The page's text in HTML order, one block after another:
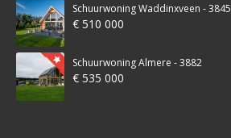
Schuurwoning Waddinxveen - 3845
€ 510 000
Schuurwoning Almere - 3882
€ 535 000